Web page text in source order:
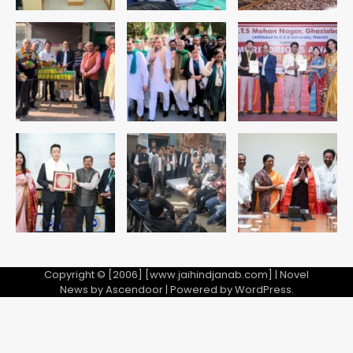
4
सुदर्शन शक्ति-वी अभ्यास में मॉक आॅपरेशन
Team JHJ
5
एयरपोर्ट का फर्जी कर्मचारी बनकर 3 लाख
उड़ाए, अब पहुंचा सलाखों के पीछे
Team JHJ
Copyright © [2006] [www.jaihindjanab.com] | Novel
News byAscendoor| Powered byWordPress.